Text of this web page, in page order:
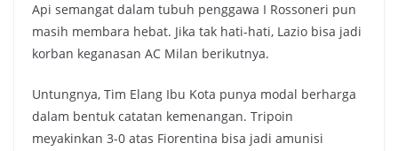
Api semangat dalam tubuh penggawa I Rossoneri pun
masih membara hebat. Jika tak hati-hati, Lazio bisa jadi
korban keganasan AC Milan berikutnya.
Untungnya, Tim Elang Ibu Kota punya modal berharga
dalam bentuk catatan kemenangan. Tripoin
meyakinkan 3-0 atas Fiorentina bisa jadi amunisi